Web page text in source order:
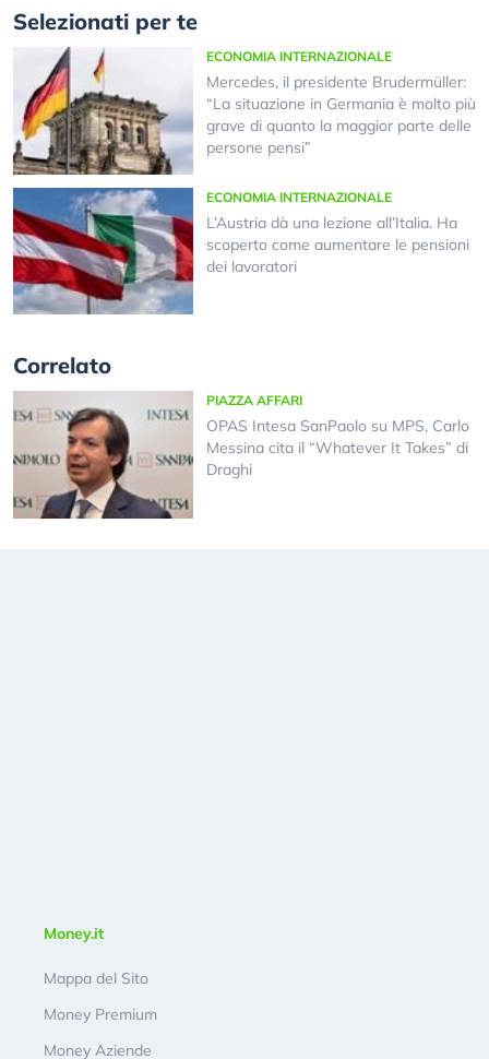
Selezionati per te
ECONOMIA INTERNAZIONALE
Mercedes, il presidente Brudermüller:
“La situazione in Germania è molto più
grave di quanto la maggior parte delle
persone pensi”
ECONOMIA INTERNAZIONALE
L’Austria dà una lezione all’Italia. Ha
scoperto come aumentare le pensioni
dei lavoratori
Correlato
PIAZZA AFFARI
OPAS Intesa SanPaolo su MPS, Carlo
Messina cita il “Whatever It Takes” di
Draghi
Money.it
Mappa del Sito
Money Premium
Money Aziende